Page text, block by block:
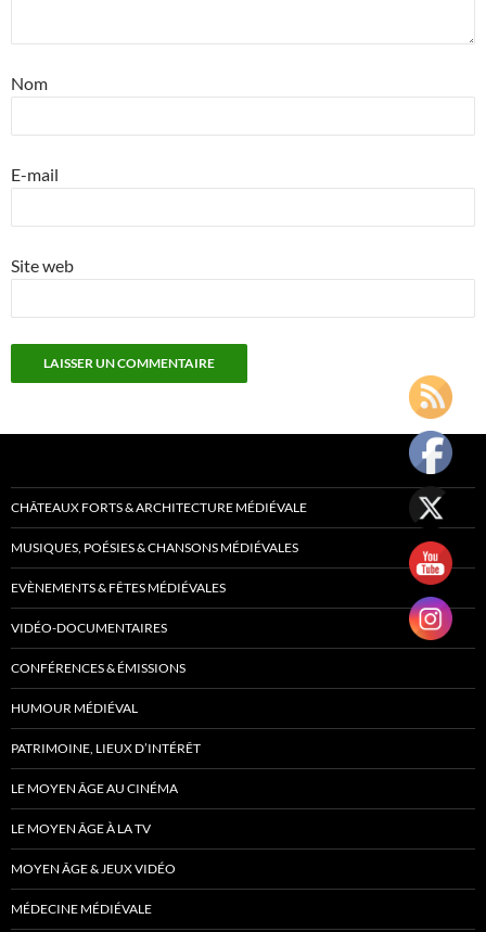
Nom
E-mail
Site web
CHÂTEAUX FORTS & ARCHITECTURE MÉDIÉVALE
MUSIQUES, POÉSIES & CHANSONS MÉDIÉVALES
EVÈNEMENTS & FÊTES MÉDIÉVALES
VIDÉO-DOCUMENTAIRES
CONFÉRENCES & ÉMISSIONS
HUMOUR MÉDIÉVAL
PATRIMOINE, LIEUX D’INTÉRÊT
LE MOYEN ÂGE AU CINÉMA
LE MOYEN ÂGE À LA TV
MOYEN ÂGE & JEUX VIDÉO
MÉDECINE MÉDIÉVALE